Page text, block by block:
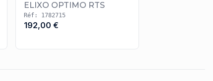
ELIXO OPTIMO RTS
Réf: 1782715
192,00 €